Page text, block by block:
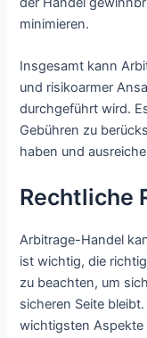
minimieren.
Insgesamt kann
und risikoarmer
durchgeführt wird.
Gebühren zu
haben und
Rechtliche
Arbitrage-Handel
ist wichtig, die
zu beachten, um
sicheren Seite
wichtigsten Aspekte